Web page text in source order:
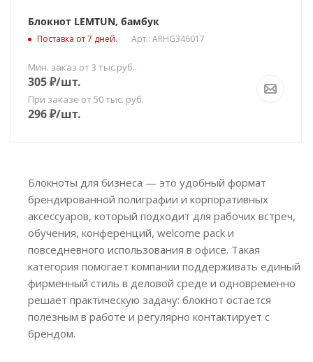
Блокнот LEMTUN, бамбук
Поставка от 7 дней. Арт.: ARHG346017
Мин. заказ от 3 тыс.руб..
305₽/шт.
При заказе от 50 тыс. руб.
296₽/шт.
Блокноты для бизнеса — это удобный формат
брендированной полиграфии и корпоративных
аксессуаров, который подходит для рабочих встреч,
обучения, конференций, welcome pack и
повседневного использования в офисе. Такая
категория помогает компании поддерживать единый
фирменный стиль в деловой среде и одновременно
решает практическую задачу: блокнот остается
полезным в работе и регулярно контактирует с
брендом.